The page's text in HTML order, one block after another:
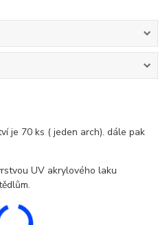
je 70 ks ( jeden arch). dále pak
UV akrylového laku